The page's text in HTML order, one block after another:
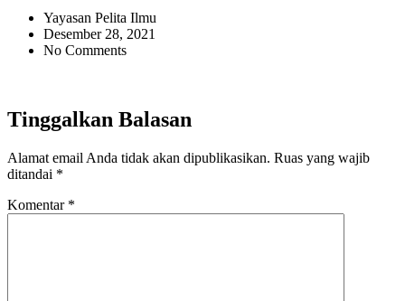
Yayasan Pelita Ilmu
Desember 28, 2021
No Comments
Tinggalkan Balasan
Alamat email Anda tidak akan dipublikasikan. Ruas yang wajib
ditandai *
Komentar *